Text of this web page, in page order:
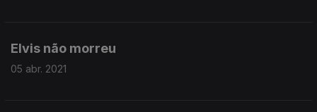
Elvis não morreu
05 abr. 2021